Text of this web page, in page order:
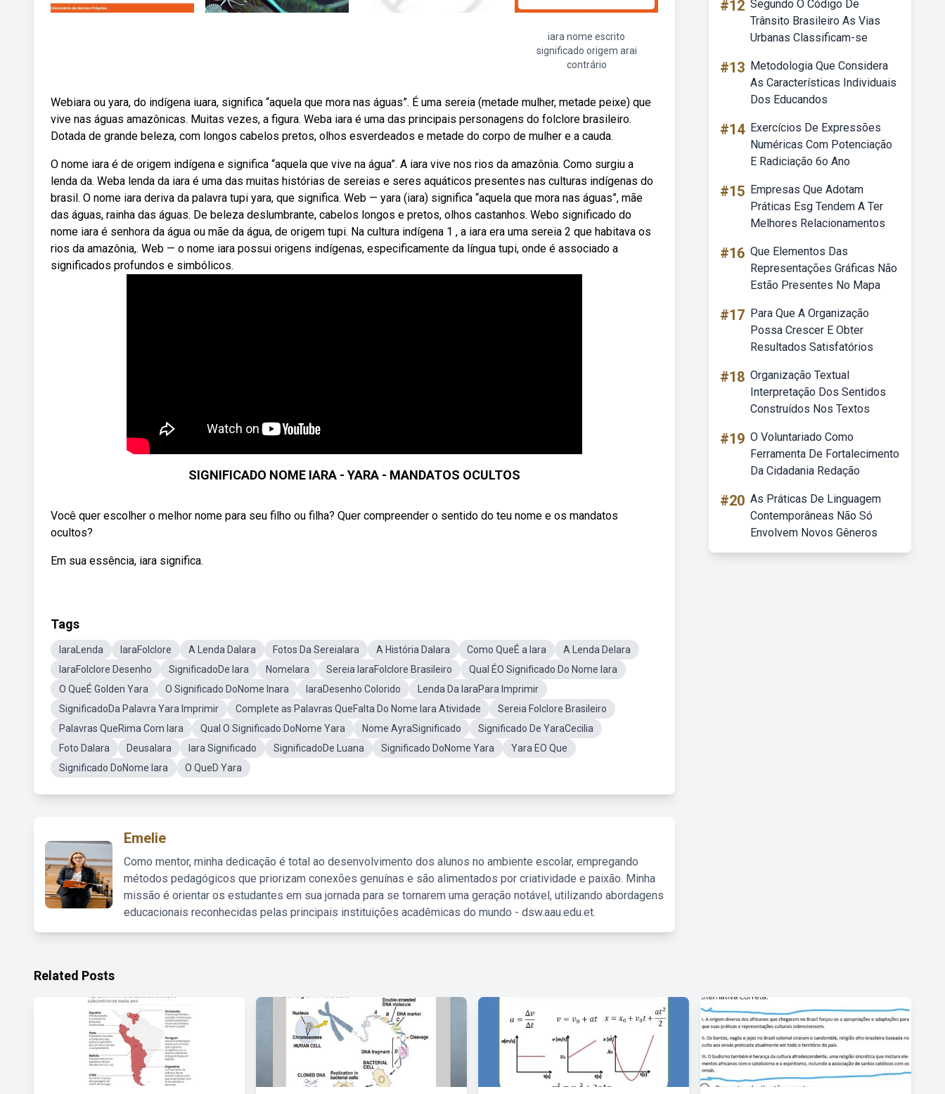
iara nome escrito
significado origem arai
contrário
Webiara ou yara, do indígena iuara, significa “aquela que mora nas águas”. É uma sereia (metade mulher, metade peixe) que
vive nas águas amazônicas. Muitas vezes, a figura. Weba iara é uma das principais personagens do folclore brasileiro.
Dotada de grande beleza, com longos cabelos pretos, olhos esverdeados e metade do corpo de mulher e a cauda.
O nome iara é de origem indígena e significa “aquela que vive na água”. A iara vive nos rios da amazônia. Como surgiu a
lenda da. Weba lenda da iara é uma das muitas histórias de sereias e seres aquáticos presentes nas culturas indígenas do
brasil. O nome iara deriva da palavra tupi yara, que significa. Web — yara (iara) significa “aquela que mora nas águas”, mãe
das águas, rainha das águas. De beleza deslumbrante, cabelos longos e pretos, olhos castanhos. Webo significado do
nome iara é senhora da água ou mãe da água, de origem tupi. Na cultura indígena 1 , a iara era uma sereia 2 que habitava os
rios da amazônia,. Web — o nome iara possui origens indígenas, especificamente da língua tupi, onde é associado a
significados profundos e simbólicos.
SIGNIFICADO NOME IARA - YARA - MANDATOS OCULTOS
Você quer escolher o melhor nome para seu filho ou filha? Quer compreender o sentido do teu nome e os mandatos
ocultos?
Em sua essência, iara significa.
Tags
IaraLenda IaraFolclore A Lenda DaIara Fotos Da SereiaIara A História DaIara Como QueÉ a Iara
A Lenda DeIara
IaraFolclore Desenho
SignificadoDe Iara NomeIara Sereia IaraFolclore Brasileiro
Qual ÉO Significado Do Nome Iara
O QueÉ Golden Yara
O Significado DoNome Inara IaraDesenho Colorido
Lenda Da IaraPara Imprimir
SignificadoDa Palavra Yara Imprimir
Complete as Palavras QueFalta Do Nome Iara Atividade
Sereia Folclore Brasileiro
Palavras QueRima Com Iara
Qual O Significado DoNome Yara Nome AyraSignificado
Significado De YaraCecilia
Foto DaIara
DeusaIara Iara Significado SignificadoDe Luana Significado DoNome Yara
Yara EO Que
Significado DoNome Iara
O QueD Yara
Emelie
Como mentor, minha dedicação é total ao desenvolvimento dos alunos no ambiente escolar, empregando
métodos pedagógicos que priorizam conexões genuínas e são alimentados por criatividade e paixão. Minha
missão é orientar os estudantes em sua jornada para se tornarem uma geração notável, utilizando abordagens
educacionais reconhecidas pelas principais instituições acadêmicas do mundo - dsw.aau.edu.et.
#12 Segundo O Código De
Trânsito Brasileiro As Vias
Urbanas Classificam-se
#13 Metodologia Que Considera
As Características Individuais
Dos Educandos
#14 Exercícios De Expressões
Numéricas Com Potenciação
E Radiciação 6o Ano
#15 Empresas Que Adotam
Práticas Esg Tendem A Ter
Melhores Relacionamentos
#16 Que Elementos Das
Representações Gráficas Não
Estão Presentes No Mapa
#17 Para Que A Organização
Possa Crescer E Obter
Resultados Satisfatórios
#18 Organização Textual
Interpretação Dos Sentidos
Construídos Nos Textos
#19 O Voluntariado Como
Ferramenta De Fortalecimento
Da Cidadania Redação
#20 As Práticas De Linguagem
Contemporâneas Não Só
Envolvem Novos Gêneros
Related Posts